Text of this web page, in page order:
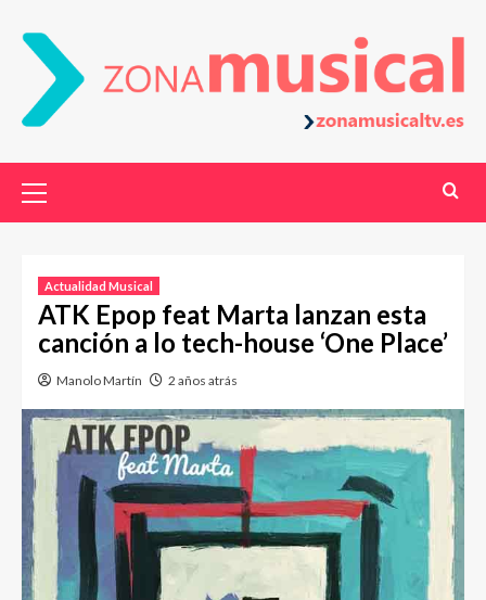
Actualidad Musical
ATK Epop feat Marta lanzan esta
canción a lo tech-house ‘One Place’
Manolo Martín 2 años atrás